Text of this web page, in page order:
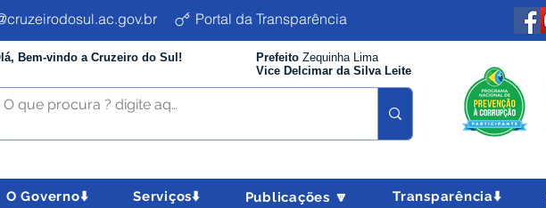
Portal da Transparência
Bem-vindo a Cruzeiro do Sul! Prefeito Zequinha Lima
Vice Delcimar da Silva Leite
O Governo⬇️ Serviços⬇️ Publicações 🔽 Transparência⬇️